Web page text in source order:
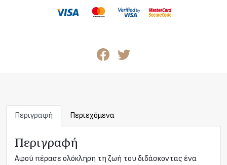
Περιγραφή Περιεχόμενα
Περιγραφή
Αφού πέρασε ολόκληρη τη ζωή του διδάσκοντας ένα